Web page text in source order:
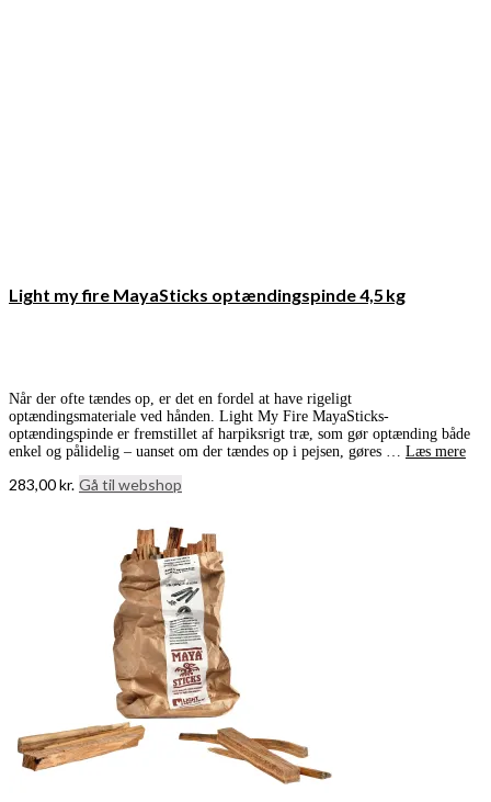
Light my fire MayaSticks optændingspinde 4,5 kg
Når der ofte tændes op, er det en fordel at have rigeligt
optændingsmateriale ved hånden. Light My Fire MayaSticks-
optændingspinde er fremstillet af harpiksrigt træ, som gør optænding både
enkel og pålidelig – uanset om der tændes op i pejsen, gøres … Læs mere
283,00kr. Gå til webshop